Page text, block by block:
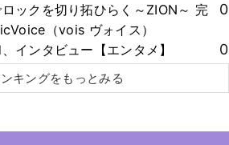
ロックを切り拓ひらく～ZION～ 完
（vois ヴォイス）
0
インタビュー【エンタメ】 0
キングをもっとみる